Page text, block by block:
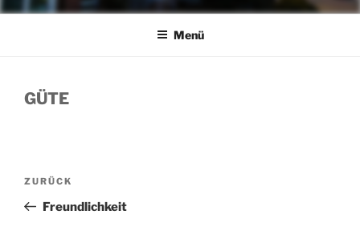
Menü
GÜTE
BEITRAGSNAVIGATION
Vorheriger
Beitrag
ZURÜCK
Freundlichkeit